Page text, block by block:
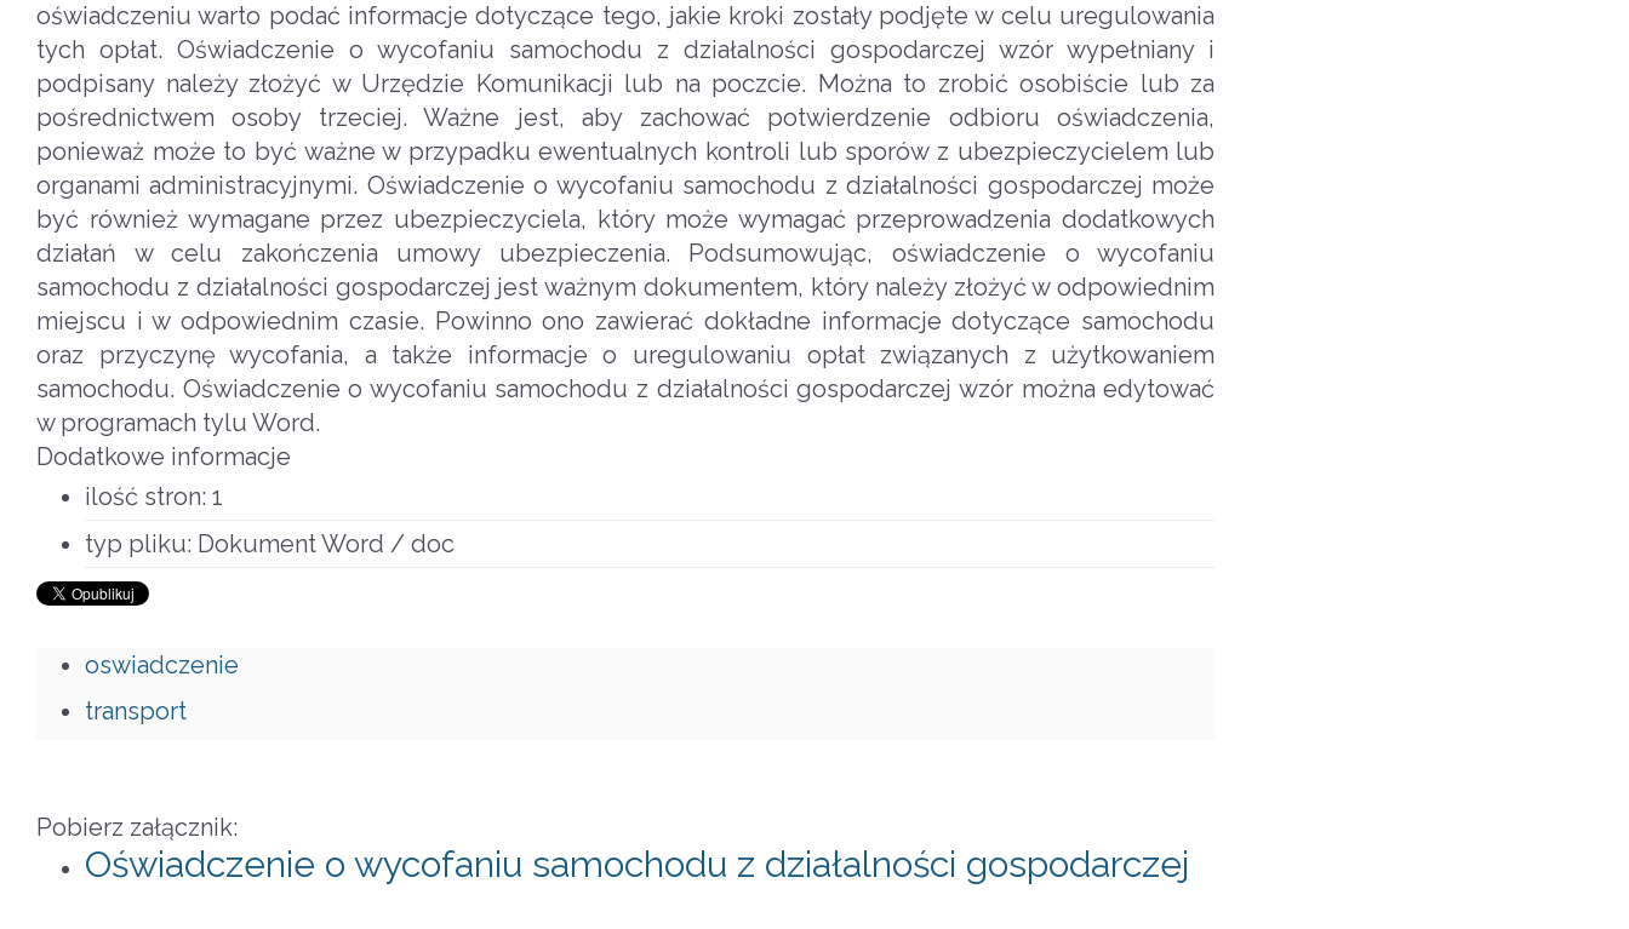
oświadczeniu warto podać informacje dotyczące tego, jakie kroki zostały podjęte w celu uregulowania
tych opłat. Oświadczenie o wycofaniu samochodu z działalności gospodarczej wzór wypełniany i
podpisany należy złożyć w Urzędzie Komunikacji lub na poczcie. Można to zrobić osobiście lub za
pośrednictwem osoby trzeciej. Ważne jest, aby zachować potwierdzenie odbioru oświadczenia,
ponieważ może to być ważne w przypadku ewentualnych kontroli lub sporów z ubezpieczycielem lub
organami administracyjnymi. Oświadczenie o wycofaniu samochodu z działalności gospodarczej może
być również wymagane przez ubezpieczyciela, który może wymagać przeprowadzenia dodatkowych
działań w celu zakończenia umowy ubezpieczenia. Podsumowując, oświadczenie o wycofaniu
samochodu z działalności gospodarczej jest ważnym dokumentem, który należy złożyć w odpowiednim
miejscu i w odpowiednim czasie. Powinno ono zawierać dokładne informacje dotyczące samochodu
oraz przyczynę wycofania, a także informacje o uregulowaniu opłat związanych z użytkowaniem
samochodu. Oświadczenie o wycofaniu samochodu z działalności gospodarczej wzór można edytować
w programach tylu Word.
Dodatkowe informacje
ilość stron: 1
typ pliku: Dokument Word / doc
oswiadczenie
transport
Pobierz załącznik:
Oświadczenie o wycofaniu samochodu z działalności gospodarczej